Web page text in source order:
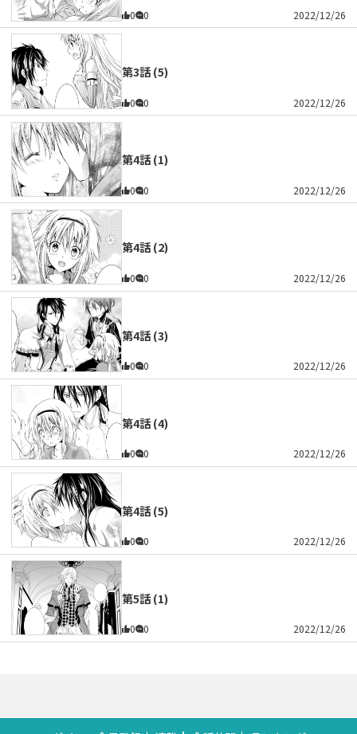
0 0 2022/12/26
第3話 (5)
0 0 2022/12/26
第4話 (1)
0 0 2022/12/26
第4話 (2)
0 0 2022/12/26
第4話 (3)
0 0 2022/12/26
第4話 (4)
0 0 2022/12/26
第4話 (5)
0 0 2022/12/26
第5話 (1)
0 0 2022/12/26